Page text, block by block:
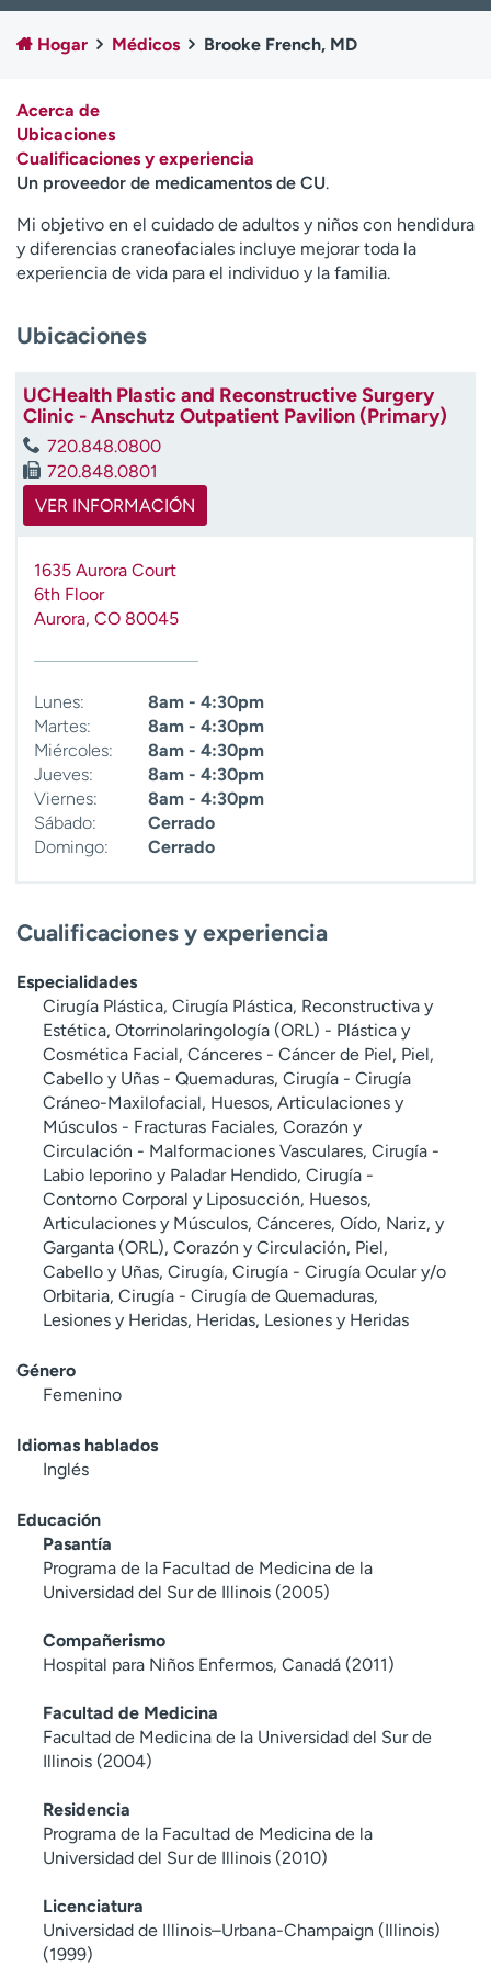
Ready. Set. CO.
Ensayos clínicos
Empleados
Profesionales
comunicación
Contáctenos
A
y
ú
d
e
e
n
c
o
n
Hogar Médicos Brooke French, MD
Acerca de
Ubicaciones
Cualificaciones y experiencia
Un proveedor de medicamentos de CU.
Mi objetivo en el cuidado de adultos y niños con hendidura
y diferencias craneofaciales incluye mejorar toda la
experiencia de vida para el individuo y la familia.
Ubicaciones
UCHealth Plastic and Reconstructive Surgery
Clinic - Anschutz Outpatient Pavilion (Primary)
720.848.0800
720.848.0801
VER INFORMACIÓN
1635 Aurora Court
6th Floor
Aurora, CO 80045
Lunes:
8am - 4:30pm
Martes:
8am - 4:30pm
Miércoles:
8am - 4:30pm
Jueves:
8am - 4:30pm
Viernes:
8am - 4:30pm
Sábado:
Cerrado
Domingo:
Cerrado
Cualificaciones y experiencia
Especialidades
Cirugía Plástica, Cirugía Plástica, Reconstructiva y
Estética, Otorrinolaringología (ORL) - Plástica y
Cosmética Facial, Cánceres - Cáncer de Piel, Piel,
Cabello y Uñas - Quemaduras, Cirugía - Cirugía
Cráneo-Maxilofacial, Huesos, Articulaciones y
Músculos - Fracturas Faciales, Corazón y
Circulación - Malformaciones Vasculares, Cirugía -
Labio leporino y Paladar Hendido, Cirugía -
Contorno Corporal y Liposucción, Huesos,
Articulaciones y Músculos, Cánceres, Oído, Nariz, y
Garganta (ORL), Corazón y Circulación, Piel,
Cabello y Uñas, Cirugía, Cirugía - Cirugía Ocular y/o
Orbitaria, Cirugía - Cirugía de Quemaduras,
Lesiones y Heridas, Heridas, Lesiones y Heridas
Género
Femenino
Idiomas hablados
Inglés
Educación
Pasantía
Programa de la Facultad de Medicina de la
Universidad del Sur de Illinois (2005)
Compañerismo
Hospital para Niños Enfermos, Canadá (2011)
Facultad de Medicina
Facultad de Medicina de la Universidad del Sur de
Illinois (2004)
Residencia
Programa de la Facultad de Medicina de la
Universidad del Sur de Illinois (2010)
Licenciatura
Universidad de Illinois–Urbana-Champaign (Illinois)
(1999)